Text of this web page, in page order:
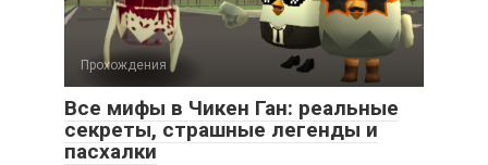
Прохождения
Все мифы в Чикен Ган: реальные
секреты, страшные легенды и
пасхалки